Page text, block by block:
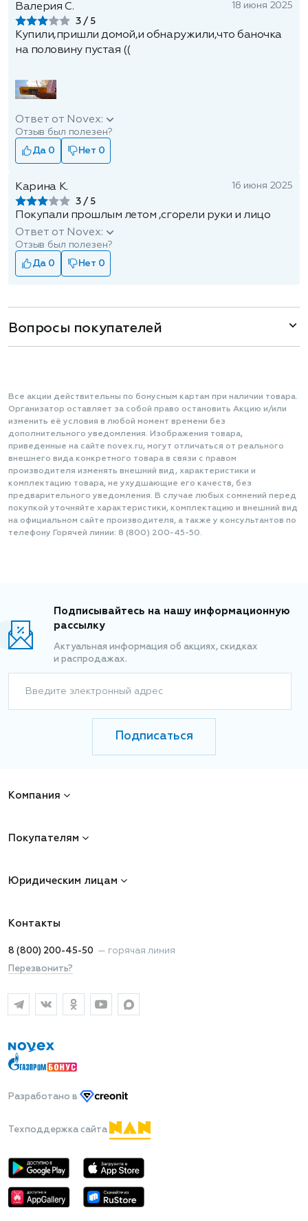
Валерия С.
3
18 июня 2025
Купили,пришли домой,и обнаружили,что баночка
на половину пустая ((
Ответ от Novex:
Отзыв был полезен?
Да 0
Нет 0
Карина К.
3
16 июня 2025
Покупали прошлым летом ,сгорели руки и лицо
Ответ от Novex:
Отзыв был полезен?
Да 0
Нет 0
Вопросы покупателей
Все акции действительны по бонусным картам при наличии товара.
Организатор оставляет за собой право остановить Акцию и/или
изменить её условия в любой момент времени без
дополнительного уведомления. Изображения товара,
приведенные на сайте novex.ru, могут отличаться от реального
внешнего вида конкретного товара в связи с правом
производителя изменять внешний вид, характеристики и
комплектацию товара, не ухудшающие его качеств, без
предварительного уведомления. В случае любых сомнений перед
покупкой уточняйте характеристики, комплектацию и внешний вид
на официальном сайте производителя, а также у консультантов по
телефону Горячей линии: 8 (800) 200-45-50.
Подписывайтесь на нашу информационную
рассылку
Актуальная информация об акциях, скидках
и распродажах.
Введите электронный адрес
Подписаться
Компания
Покупателям
Юридическим лицам
Контакты
8 (800) 200-45-50 — горячая линия
Перезвонить?
Разработано в
Техподдержка сайта